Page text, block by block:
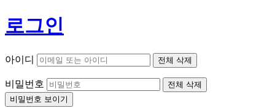
로그인
아이디 전체 삭제
비밀번호
전체 삭제
비밀번호 보이기